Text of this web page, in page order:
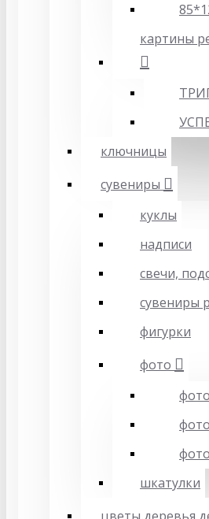
картины
ключницы
сувениры
куклы
надписи
свечи,
сувениры
фигурки
фото
шкатулки